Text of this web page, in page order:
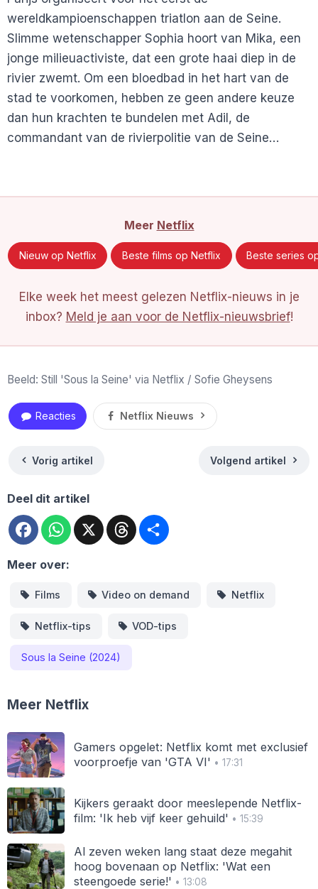
wereldkampioenschappen triatlon aan de Seine.
Slimme wetenschapper Sophia hoort van Mika, een
jonge milieuactiviste, dat een grote haai diep in de
rivier zwemt. Om een bloedbad in het hart van de
stad te voorkomen, hebben ze geen andere keuze
dan hun krachten te bundelen met Adil, de
commandant van de rivierpolitie van de Seine…
Meer Netflix
Nieuw op Netflix Beste films op Netflix Beste series
Elke week het meest gelezen Netflix-nieuws in je
inbox? Meld je aan voor de Netflix-nieuwsbrief!
Beeld: Still 'Sous la Seine' via Netflix / Sofie Gheysens
Reacties Netflix Nieuws
Vorig artikel Volgend artikel
Deel dit artikel
FacebookWhatsApp
X Threads
Meer over:
Films Video on demand Netflix
Netflix-tips VOD-tips
Sous la Seine (2024)
Meer Netflix
Gamers opgelet: Netflix komt met exclusief
voorproefje van 'GTA VI' • 17:31
Kijkers geraakt door meeslepende Netflix-
film: 'Ik heb vijf keer gehuild' • 15:39
Al zeven weken lang staat deze megahit
hoog bovenaan op Netflix: 'Wat een
steengoede serie!' • 13:08